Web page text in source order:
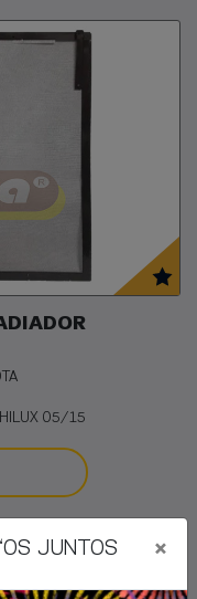
HILUX 05/15
JUNTOS ×